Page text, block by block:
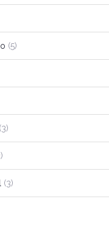
(5)
(3)
(3)